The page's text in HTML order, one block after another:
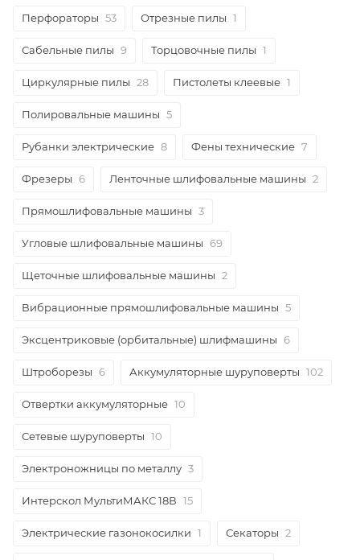
Перфораторы 53 Отрезные пилы 1
Сабельные пилы 9 Торцовочные пилы 1
Циркулярные пилы 28 Пистолеты клеевые 1
Полировальные машины 5
Рубанки электрические 8 Фены технические 7
Фрезеры 6 Ленточные шлифовальные машины 2
Прямошлифовальные машины 3
Угловые шлифовальные машины 69
Щеточные шлифовальные машины 2
Вибрационные прямошлифовальные машины 5
Эксцентриковые (орбитальные) шлифмашины 6
Штроборезы 6 Аккумуляторные шуруповерты 102
Отвертки аккумуляторные 10
Сетевые шуруповерты 10
Электроножницы по металлу 3
Интерскол МультиМАКС 18В 15
Электрические газонокосилки 1 Секаторы 2